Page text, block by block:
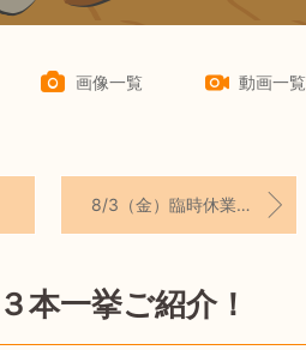
画像一覧 動画一覧
8/3（金）臨時休業のお知らせ
本一挙ご紹介！